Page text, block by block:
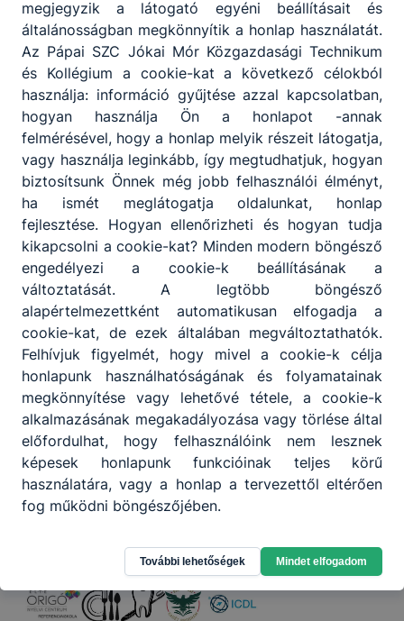
Közadatkereső
Közadatkereső
ures.pdf
Letöltés
Partnereink
megjegyzik a látogató egyéni beállításait és
általánosságban megkönnyítik a honlap használatát.
Az Pápai SZC Jókai Mór Közgazdasági Technikum
és Kollégium a cookie-kat a következő célokból
használja: információ gyűjtése azzal kapcsolatban,
hogyan használja Ön a honlapot -annak
felmérésével, hogy a honlap melyik részeit látogatja,
vagy használja leginkább, így megtudhatjuk, hogyan
biztosítsunk Önnek még jobb felhasználói élményt,
ha ismét meglátogatja oldalunkat, honlap
fejlesztése. Hogyan ellenőrizheti és hogyan tudja
kikapcsolni a cookie-kat? Minden modern böngésző
engedélyezi a cookie-k beállításának a
változtatását. A legtöbb böngésző
alapértelmezettként automatikusan elfogadja a
cookie-kat, de ezek általában megváltoztathatók.
Felhívjuk figyelmét, hogy mivel a cookie-k célja
honlapunk használhatóságának és folyamatainak
megkönnyítése vagy lehetővé tétele, a cookie-k
alkalmazásának megakadályozása vagy törlése által
előfordulhat, hogy felhasználóink nem lesznek
képesek honlapunk funkcióinak teljes körű
használatára, vagy a honlap a tervezettől eltérően
fog működni böngészőjében.
További lehetőségek Mindet elfogadom